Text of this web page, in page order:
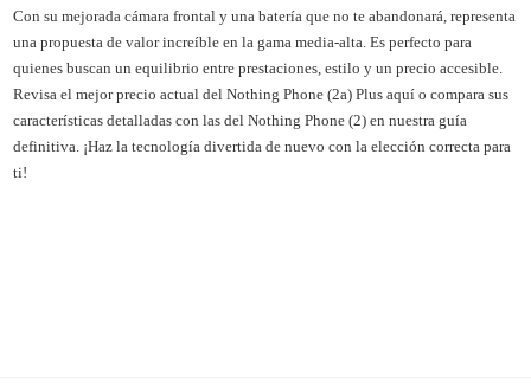
Con su mejorada cámara frontal y una batería que no te abandonará, representa
una propuesta de valor increíble en la gama media-alta. Es perfecto para
quienes buscan un equilibrio entre prestaciones, estilo y un precio accesible.
Revisa el mejor precio actual del Nothing Phone (2a) Plus aquí o compara sus
características detalladas con las del Nothing Phone (2) en nuestra guía
definitiva. ¡Haz la tecnología divertida de nuevo con la elección correcta para
ti!